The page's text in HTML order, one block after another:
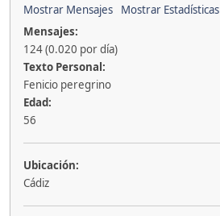
Mostrar Mensajes
Mostrar Estadísticas
Mensajes:
124 (0.020 por día)
Texto Personal:
Fenicio peregrino
Edad:
56
Ubicación:
Cádiz